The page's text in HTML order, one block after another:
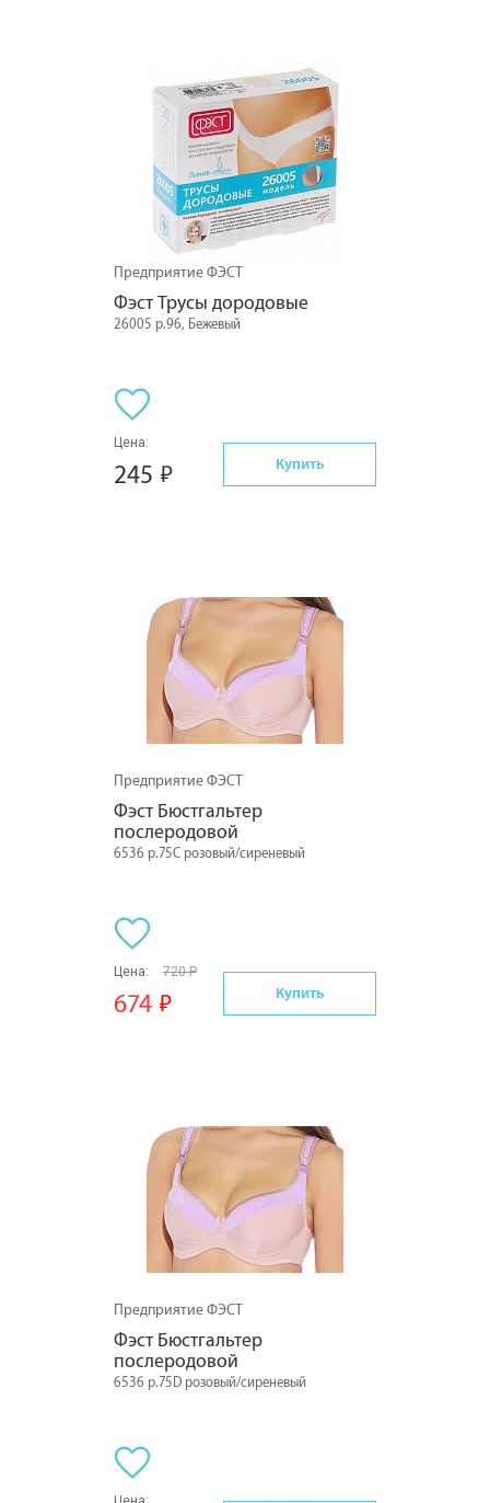
Предприятие ФЭСТ
Фэст Трусы дородовые
26005 р.96, Бежевый
Цена:
245 Купить
Предприятие ФЭСТ
Фэст Бюстгальтер
послеродовой
6536 р.75C розовый/сиреневый
Цена: 720 Р
674 Купить
Предприятие ФЭСТ
Фэст Бюстгальтер
послеродовой
6536 р.75D розовый/сиреневый